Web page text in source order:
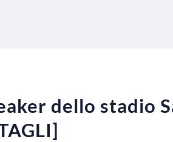
dello stadio